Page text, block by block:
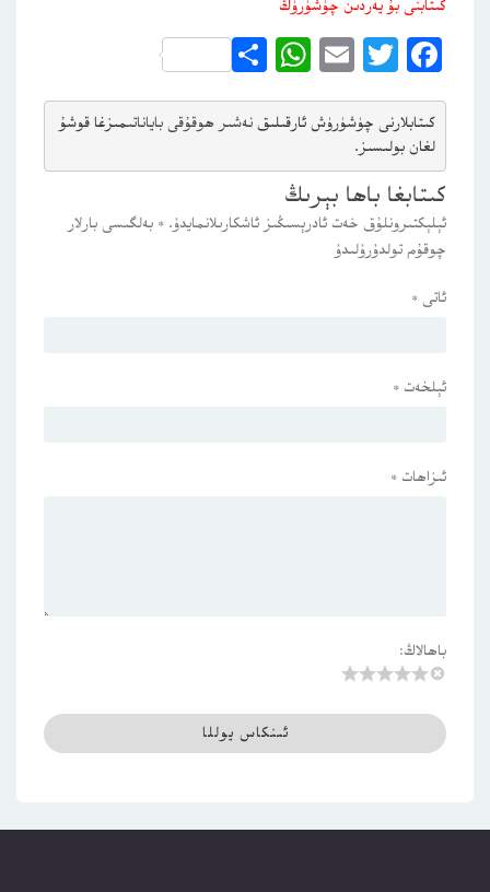
كىتابنى بۇ يەردىن چۈشۈرۈڭ
Facebook
Twitter
Email
WhatsApp
Share
كىتابلارنى چۈشۈرۈش ئارقىلىق نەشىر ھوقۇقى باياناتىمىزغا قوشۇ
لغان بولىسىز.
كىتابغا باھا بېرىڭ
ئېلېكتىرونلۇق خەت ئادرېسىڭىز ئاشكارىلانمايدۇ. * بەلگىسى بارلار
چوقۇم تولدۇرۇلىدۇ
ئاتى *
ئېلخەت *
ئىزاھات *
باھالاڭ: